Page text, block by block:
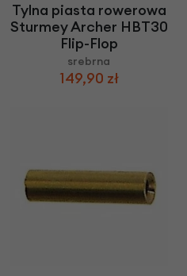
Tylna piasta rowerowa
Sturmey Archer HBT30
Flip-Flop
srebrna
149,90 zł